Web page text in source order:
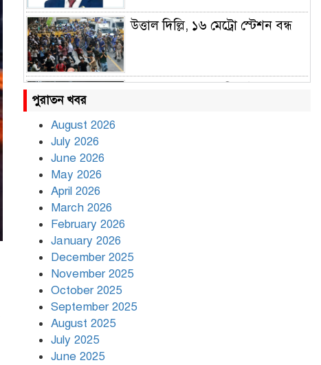
উত্তাল দিল্লি, ১৬ মেট্রো স্টেশন বন্ধ
বৃষ্টি থামার নাম নেই, পথে পথে
পুরাতন খবর
August 2026
July 2026
June 2026
May 2026
April 2026
March 2026
February 2026
January 2026
December 2025
November 2025
October 2025
September 2025
August 2025
July 2025
June 2025